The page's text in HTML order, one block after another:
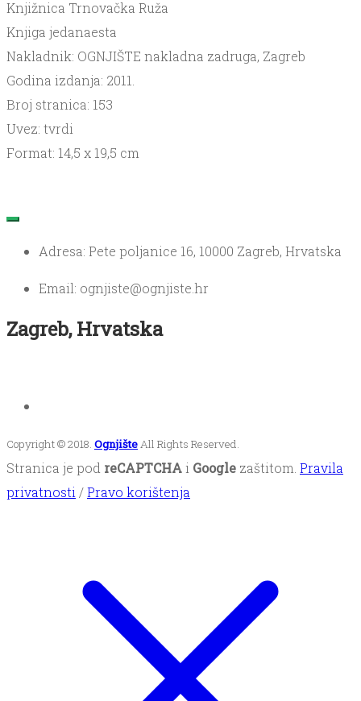
Knjižnica Trnovačka Ruža
Knjiga jedanaesta
Nakladnik: OGNJIŠTE nakladna zadruga, Zagreb
Godina izdanja: 2011.
Broj stranica: 153
Uvez: tvrdi
Format: 14,5 x 19,5 cm
Adresa: Pete poljanice 16, 10000 Zagreb, Hrvatska
Email: ognjiste@ognjiste.hr
Zagreb, Hrvatska
Copyright © 2018. OgnjišteAll Rights Reserved.
Stranica je pod reCAPTCHAi Google zaštitom. Pravila
privatnosti /Pravo korištenja